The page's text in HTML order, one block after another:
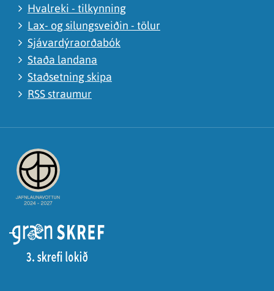
Hvalreki - tilkynning
Lax- og silungsveiðin - tölur
Sjávardýraorðabók
Staða landana
Staðsetning skipa
RSS straumur